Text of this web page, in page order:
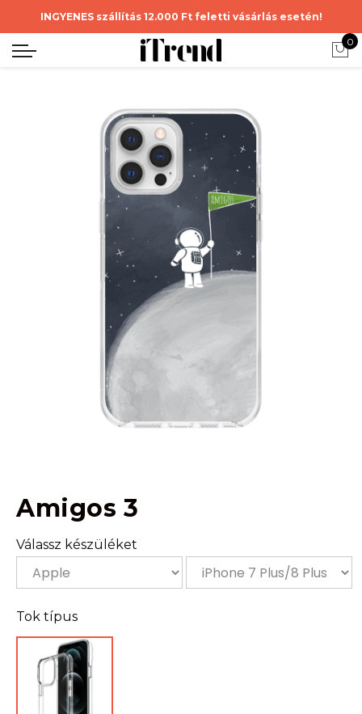
INGYENES szállítás 12.000 Ft feletti vásárlás esetén!
0
Amigos 3
Válassz készüléket
Tok típus